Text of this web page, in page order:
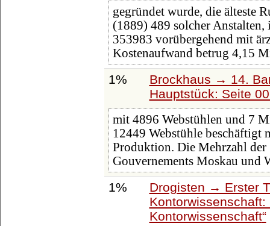
gegründet wurde, die älteste
(1889) 489 solcher Anstalten,
353983 vorübergehend mit
Kostenaufwand betrug 4,15
1%
Brockhaus → 14.
Hauptstück: Seite
mit 4896 Webstühlen und 7
12449 Webstühle
Produktion. Die Mehrzahl
Gouvernements Moskau und
1%
Drogisten → Erster
Kontorwissenschaft